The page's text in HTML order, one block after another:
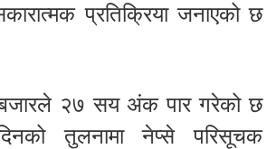
प्रतिक्रिया जनाएको छ
२७ सय अंक पार गरेको छ
तुलनामा नेप्से परिसूचक